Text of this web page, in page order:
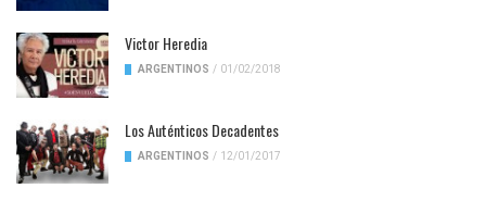
Victor Heredia
ARGENTINOS / 01/02/2018
Los Auténticos Decadentes
ARGENTINOS / 12/01/2017